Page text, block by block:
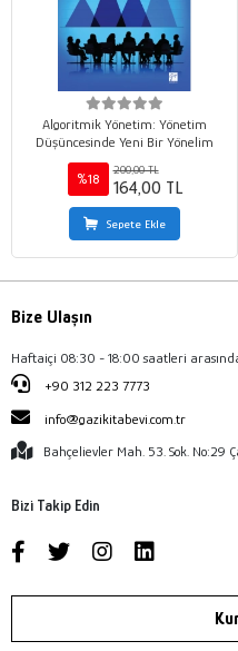
Algoritmik Yönetim: Yönetim
Düşüncesinde Yeni Bir Yönelim
%18
200,00 TL
164,00 TL
Sepete Ekle
Bize Ulaşın
Haftaiçi 08:30 - 18:00 saatleri
+90 312 223 7773
info@gazikitabevi.com.tr
Bahçelievler Mah. 53. Sok. No:29
Bizi Takip Edin